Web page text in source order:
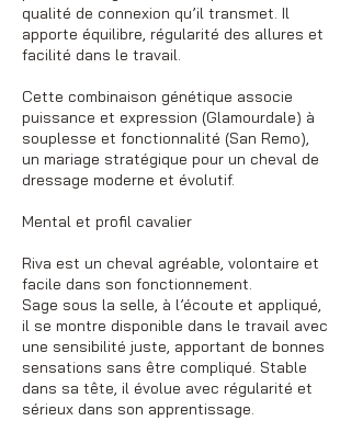
qualité de connexion qu’il transmet. Il
apporte équilibre, régularité des allures et
facilité dans le travail.
Cette combinaison génétique associe
puissance et expression (Glamourdale) à
souplesse et fonctionnalité (San Remo),
un mariage stratégique pour un cheval de
dressage moderne et évolutif.
Mental et profil cavalier
Riva est un cheval agréable, volontaire et
facile dans son fonctionnement.
Sage sous la selle, à l’écoute et appliqué,
il se montre disponible dans le travail avec
une sensibilité juste, apportant de bonnes
sensations sans être compliqué. Stable
dans sa tête, il évolue avec régularité et
sérieux dans son apprentissage.